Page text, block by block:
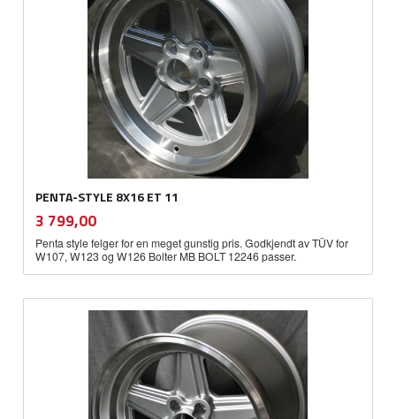
PENTA-STYLE 8X16 ET 11
Pris
3 799,00mva.
Penta style felger for en meget gunstig pris. Godkjendt av TÜV for
W107, W123 og W126 Bolter MB BOLT 12246 passer.